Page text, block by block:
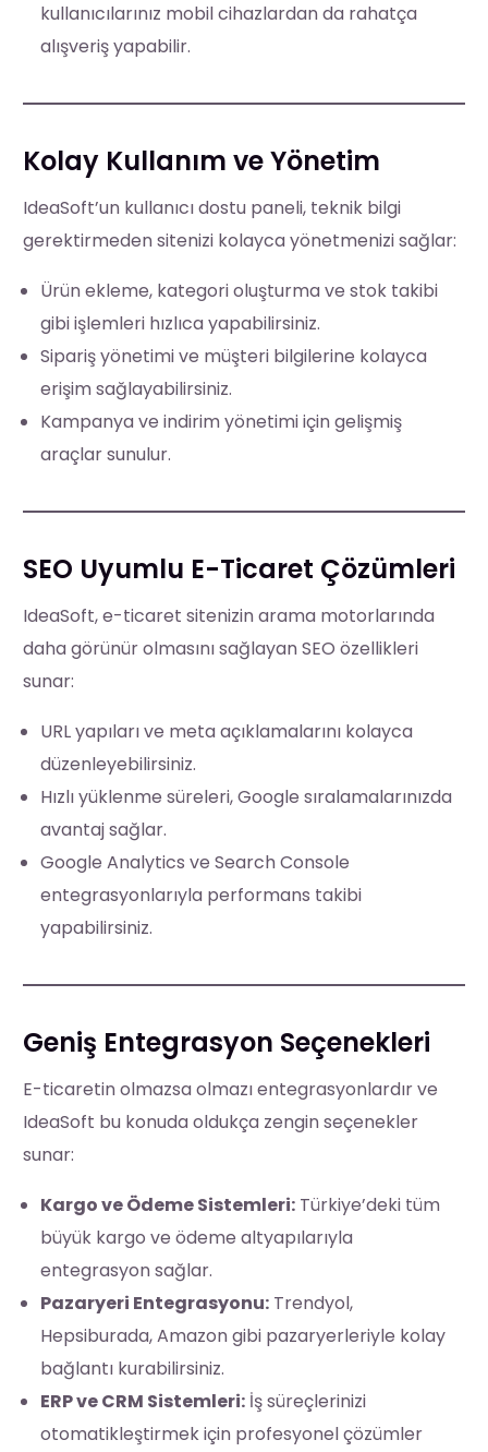
kullanıcılarınız mobil cihazlardan da rahatça
alışveriş yapabilir.
Kolay Kullanım ve Yönetim
IdeaSoft’un kullanıcı dostu paneli, teknik bilgi
gerektirmeden sitenizi kolayca yönetmenizi sağlar:
Ürün ekleme, kategori oluşturma ve stok takibi
gibi işlemleri hızlıca yapabilirsiniz.
Sipariş yönetimi ve müşteri bilgilerine kolayca
erişim sağlayabilirsiniz.
Kampanya ve indirim yönetimi için gelişmiş
araçlar sunulur.
SEO Uyumlu E-Ticaret Çözümleri
IdeaSoft, e-ticaret sitenizin arama motorlarında
daha görünür olmasını sağlayan SEO özellikleri
sunar:
URL yapıları ve meta açıklamalarını kolayca
düzenleyebilirsiniz.
Hızlı yüklenme süreleri, Google sıralamalarınızda
avantaj sağlar.
Google Analytics ve Search Console
entegrasyonlarıyla performans takibi
yapabilirsiniz.
Geniş Entegrasyon Seçenekleri
E-ticaretin olmazsa olmazı entegrasyonlardır ve
IdeaSoft bu konuda oldukça zengin seçenekler
sunar:
Kargo ve Ödeme Sistemleri: Türkiye’deki tüm
büyük kargo ve ödeme altyapılarıyla
entegrasyon sağlar.
Pazaryeri Entegrasyonu: Trendyol,
Hepsiburada, Amazon gibi pazaryerleriyle kolay
bağlantı kurabilirsiniz.
ERP ve CRM Sistemleri: İş süreçlerinizi
otomatikleştirmek için profesyonel çözümler